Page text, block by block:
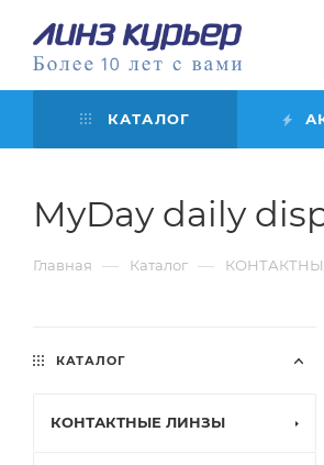
КАТАЛОГ
MyDay daily
Главная — Каталог —
КАТАЛОГ
КОНТАКТНЫЕ ЛИНЗЫ